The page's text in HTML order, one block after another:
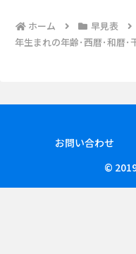
ホーム 早見表
年生まれの年齢･西暦･和暦･
お問い合わせ
©